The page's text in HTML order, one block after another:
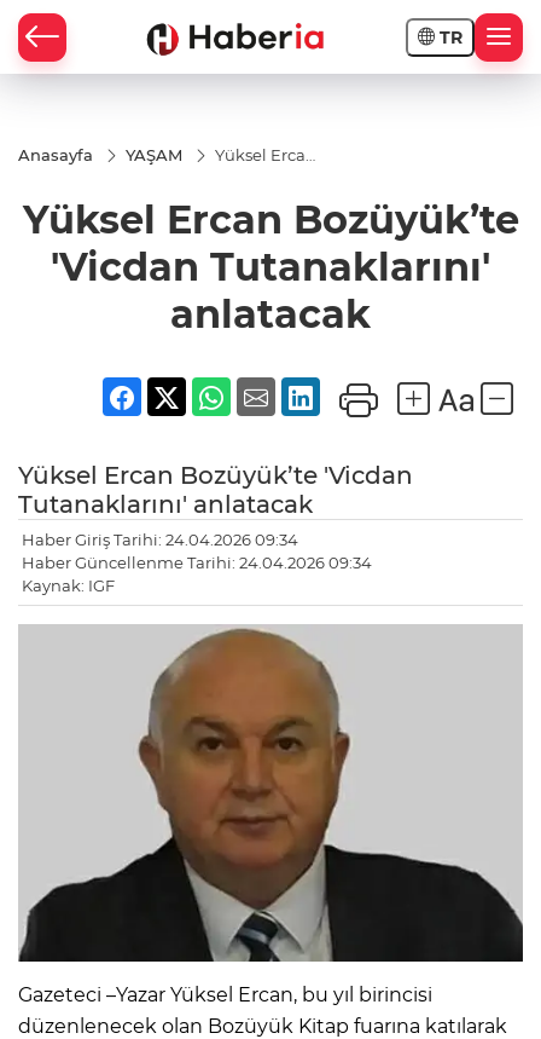
TR
Anasayfa YAŞAM
Yüksel Ercan
Tutanaklarını'
anlatacak
Yüksel Ercan Bozüyük’te
'Vicdan Tutanaklarını'
anlatacak
Yüksel Ercan Bozüyük’te 'Vicdan
Tutanaklarını' anlatacak
Haber Giriş Tarihi: 24.04.2026 09:34
Haber Güncellenme Tarihi: 24.04.2026 09:34
Kaynak: IGF
Gazeteci –Yazar Yüksel Ercan, bu yıl birincisi
düzenlenecek olan Bozüyük Kitap fuarına katılarak